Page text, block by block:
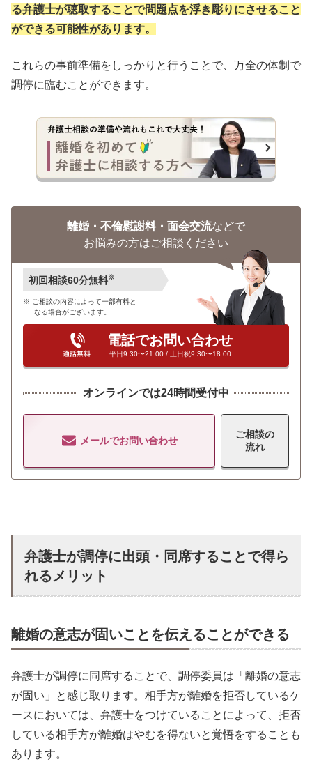
る弁護士が聴取することで問題点を浮き彫りにさせること
ができる可能性があります。
これらの事前準備をしっかりと行うことで、万全の体制で
調停に臨むことができます。
離婚・不倫慰謝料・面会交流などで
お悩みの方はご相談ください
初回相談60分無料※
ご相談の内容によって一部有料と
なる場合がございます。
電話でお問い合わせ
平日9:30〜21:00 / 土日祝9:30〜18:00
オンラインでは24時間受付中
メールでお問い合わせ
ご相談の
流れ
弁護士が調停に出頭・同席することで得ら
れるメリット
離婚の意志が固いことを伝えることができる
弁護士が調停に同席することで、調停委員は「離婚の意志
が固い」と感じ取ります。相手方が離婚を拒否しているケ
ースにおいては、弁護士をつけていることによって、拒否
している相手方が離婚はやむを得ないと覚悟をすることも
あります。